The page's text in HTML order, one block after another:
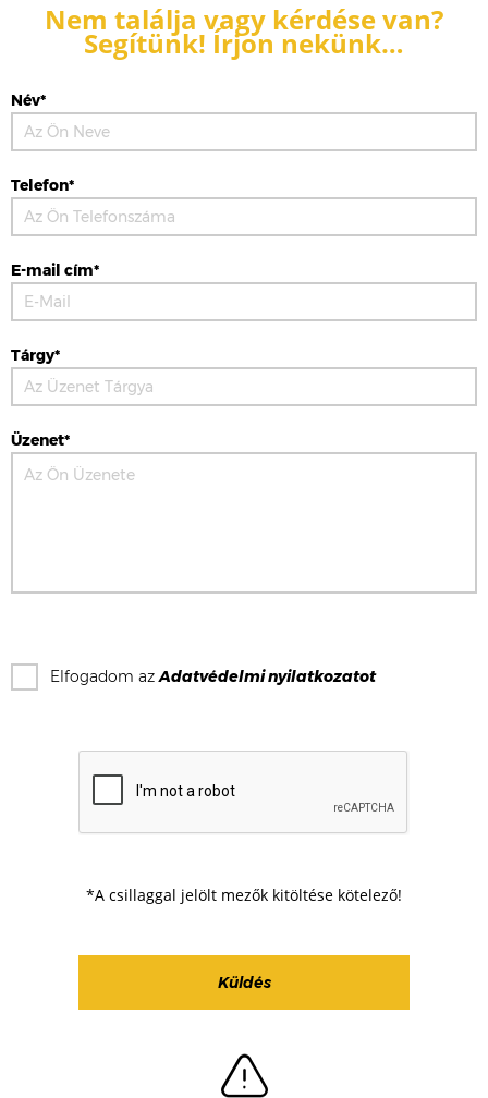
Nem találja vagy kérdése van?
Segítünk! Írjon nekünk…
Név*
Telefon*
E-mail cím*
Tárgy*
Üzenet*
Elfogadom azAdatvédelmi nyilatkozatot
*A csillaggal jelölt mezők kitöltése kötelező!